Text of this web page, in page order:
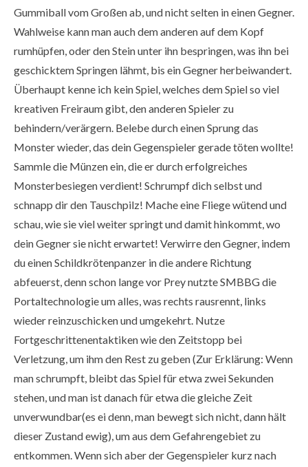
Gummiball vom Großen ab, und nicht selten in einen Gegner.
Wahlweise kann man auch dem anderen auf dem Kopf
rumhüpfen, oder den Stein unter ihn bespringen, was ihn bei
geschicktem Springen lähmt, bis ein Gegner herbeiwandert.
Überhaupt kenne ich kein Spiel, welches dem Spiel so viel
kreativen Freiraum gibt, den anderen Spieler zu
behindern/verärgern. Belebe durch einen Sprung das
Monster wieder, das dein Gegenspieler gerade töten wollte!
Sammle die Münzen ein, die er durch erfolgreiches
Monsterbesiegen verdient! Schrumpf dich selbst und
schnapp dir den Tauschpilz! Mache eine Fliege wütend und
schau, wie sie viel weiter springt und damit hinkommt, wo
dein Gegner sie nicht erwartet! Verwirre den Gegner, indem
du einen Schildkrötenpanzer in die andere Richtung
abfeuerst, denn schon lange vor Prey nutzte SMBBG die
Portaltechnologie um alles, was rechts rausrennt, links
wieder reinzuschicken und umgekehrt. Nutze
Fortgeschrittenentaktiken wie den Zeitstopp bei
Verletzung, um ihm den Rest zu geben (Zur Erklärung: Wenn
man schrumpft, bleibt das Spiel für etwa zwei Sekunden
stehen, und man ist danach für etwa die gleiche Zeit
unverwundbar(es ei denn, man bewegt sich nicht, dann hält
dieser Zustand ewig), um aus dem Gefahrengebiet zu
entkommen. Wenn sich aber der Gegenspieler kurz nach